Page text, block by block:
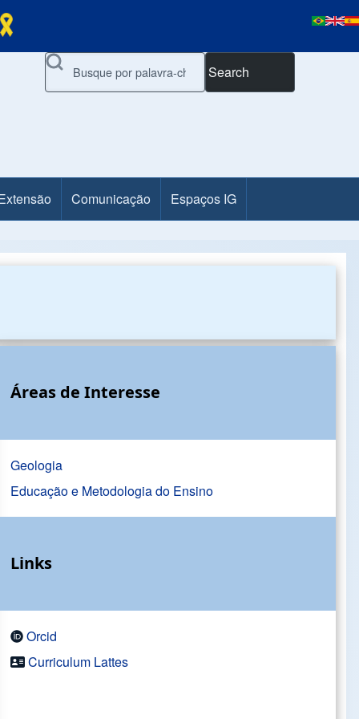
Search
Comunicação Espaços IG
Áreas de Interesse
Geologia
Educação e Metodologia do Ensino
Links
Orcid
Curriculum Lattes